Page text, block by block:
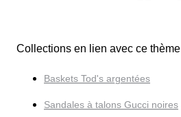
Collections en lien avec ce thème
Baskets Tod's argentées
Sandales à talons Gucci noires